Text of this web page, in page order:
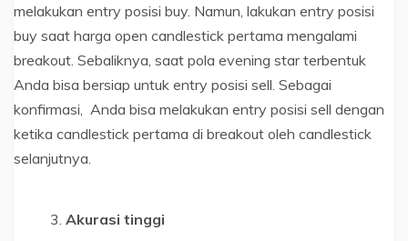
melakukan entry posisi buy. Namun, lakukan entry posisi
buy saat harga open candlestick pertama mengalami
breakout. Sebaliknya, saat pola evening star terbentuk
Anda bisa bersiap untuk entry posisi sell. Sebagai
konfirmasi, Anda bisa melakukan entry posisi sell dengan
ketika candlestick pertama di breakout oleh candlestick
selanjutnya.
Akurasi tinggi